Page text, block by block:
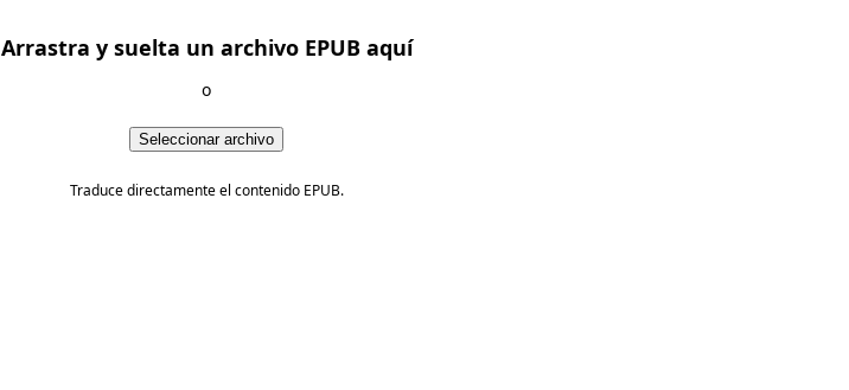
Arrastra y suelta un archivo EPUB aquí
o
Seleccionar archivo
Traduce directamente el contenido EPUB.